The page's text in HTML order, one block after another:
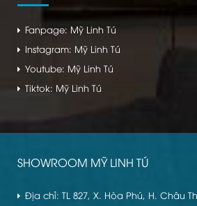
Fanpage: Mỹ Linh Tú
Instagram: Mỹ Linh Tú
Youtube: Mỹ Linh Tú
Tiktok: Mỹ Linh Tú
SHOWROOM MỸ LINH TÚ
Địa chỉ: TL 827, X. Hòa Phú, H. Châu